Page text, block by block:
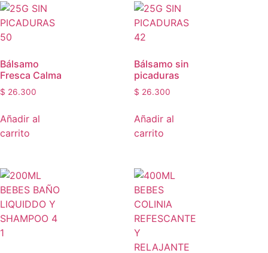
Bálsamo
Fresca Calma
$ 26.300
Añadir al
carrito
Bálsamo sin
picaduras
$ 26.300
Añadir al
carrito